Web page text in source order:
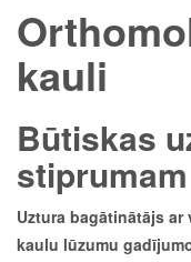
kauli
Būtiskas
Uztura bagātinātājs
kaulu lūzumu